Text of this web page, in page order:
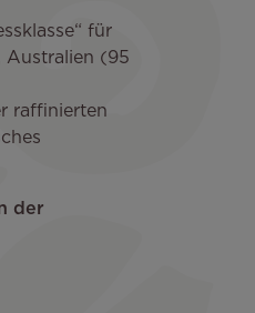
für
Australien (95
raffinierten
der